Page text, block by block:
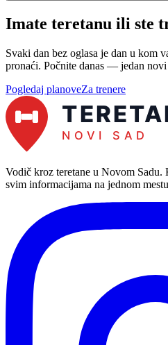
Imate teretanu ili ste
Svaki dan bez oglasa je dan u kom
pronaći. Počnite danas — jedan
Pogledaj planoveZa trenere
Vodič kroz teretane u Novom Sadu.
svim informacijama na jednom